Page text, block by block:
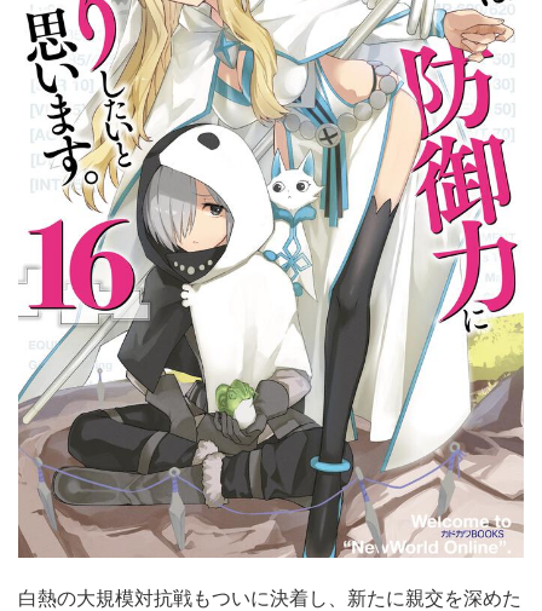
白熱の大規模対抗戦もついに決着し、新たに親交を深めた